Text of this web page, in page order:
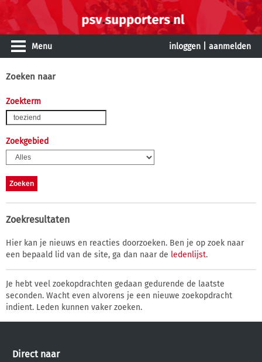
Menu inloggen aanmelden
Zoeken naar
Zoekterm
Zoekgebied
Zoekresultaten
Hier kan je nieuws en reacties doorzoeken. Ben je op zoek naar
een bepaald lid van de site, ga dan naar de ledenlijst.
Je hebt veel zoekopdrachten gedaan gedurende de laatste
seconden. Wacht even alvorens je een nieuwe zoekopdracht
indient. Leden kunnen vaker zoeken.
Direct naar